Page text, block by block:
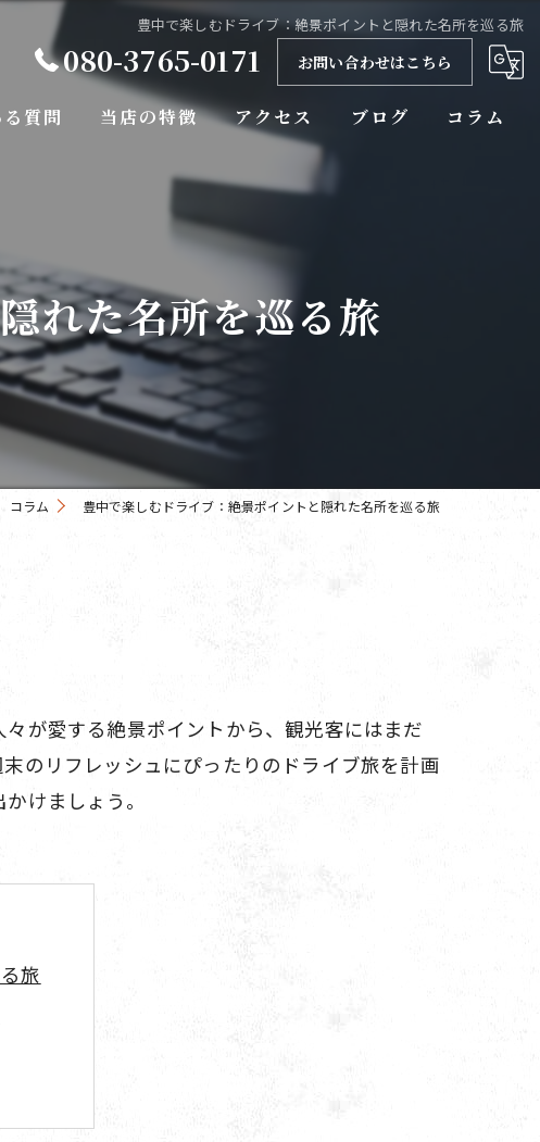
豊中で楽しむドライブ：絶景ポイントと隠れた名所を巡る旅
080-3765-0171 お問い合わせはこちら
質問 当店の特徴
サプライズ
飲み放題
刺身
アクセス ブログ コラム
れた名所を巡る旅
コラム 豊中で楽しむドライブ：絶景ポイントと隠れた名所を巡る旅
が愛する絶景ポイントから、観光客にはまだ
のリフレッシュにぴったりのドライブ旅を計画
けましょう。
旅
ット